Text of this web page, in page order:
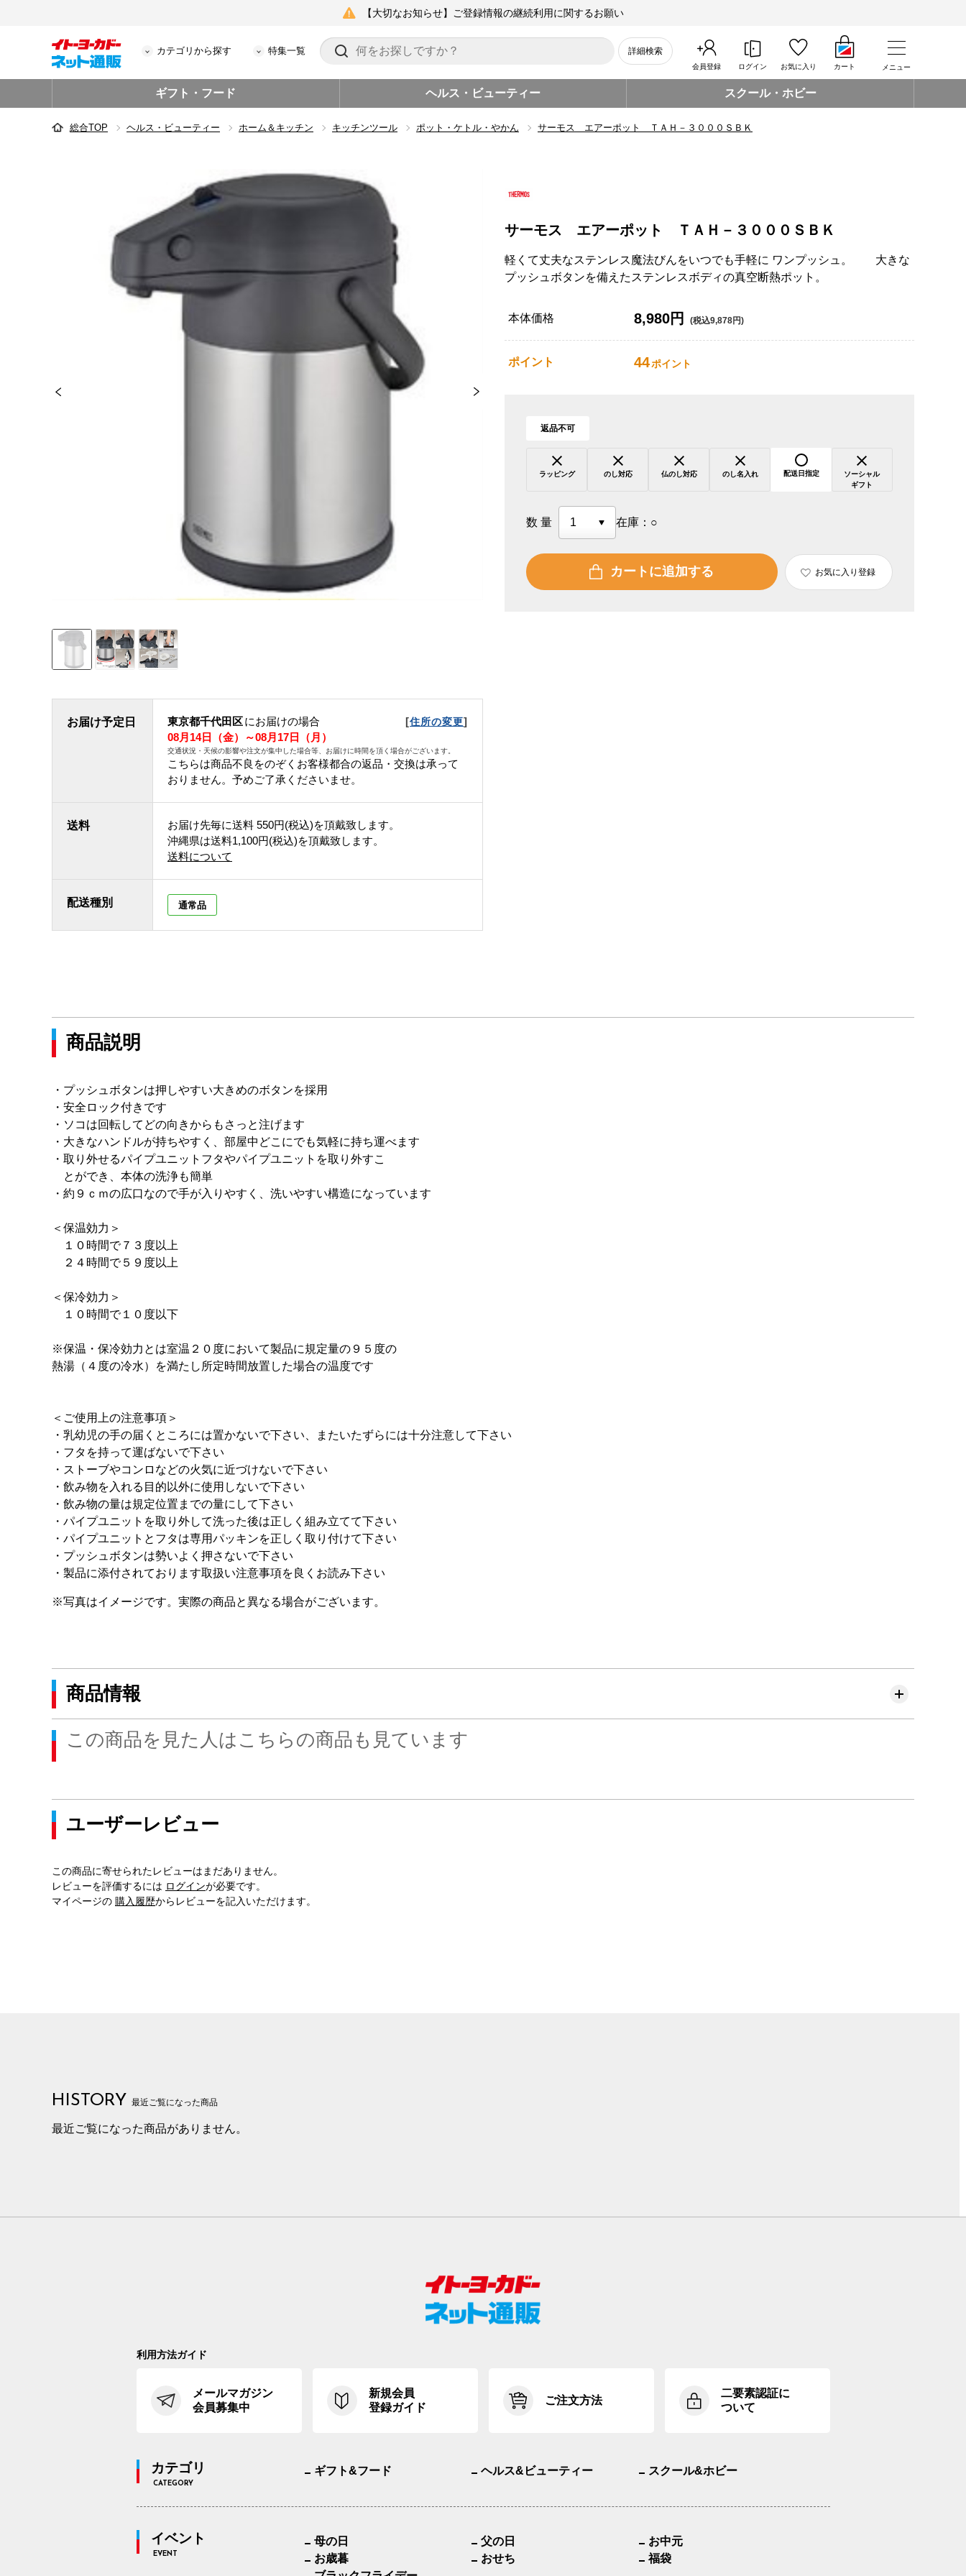
【大切なお知らせ】ご登録情報の継続利用に関するお願い
カテゴリから探す 特集一覧 詳細検索
会員登録 ログイン お気に入り カート メニュー
ギフト・フード ヘルス・ビューティー スクール・ホビー
総合TOP ヘルス・ビューティー ホーム＆キッチン キッチンツール ポット・ケトル・やかん サーモス エアーポット ＴＡＨ－３０００ＳＢＫ
お届け予定日 東京都千代田区にお届けの場合 [住所の変更]
08月14日（金）～08月17日（月）
交通状況・天候の影響や注文が集中した場合等、お届けに時間を頂く場合がございます。
こちらは商品不良をのぞくお客様都合の返品・交換は承って
おりません。予めご了承くださいませ。
送料 お届け先毎に送料 550円(税込)を頂戴致します。
沖縄県は送料1,100円(税込)を頂戴致します。
送料について
配送種別 通常品
サーモス エアーポット ＴＡＨ－３０００ＳＢＫ
軽くて丈夫なステンレス魔法びんをいつでも手軽に ワンプッシュ。 大きな
プッシュボタンを備えたステンレスボディの真空断熱ポット。
本体価格 8,980円 (税込9,878円)
ポイント 44ポイント
返品不可
ラッピング のし対応 仏のし対応 のし名入れ 配送日指定
ソーシャル
ギフト
数量 在庫： ○
カートに追加する お気に入り登録
商品説明
・プッシュボタンは押しやすい大きめのボタンを採用
・安全ロック付きです
・ソコは回転してどの向きからもさっと注げます
・大きなハンドルが持ちやすく、部屋中どこにでも気軽に持ち運べます
・取り外せるパイプユニットフタやパイプユニットを取り外すこ
とができ、本体の洗浄も簡単
・約９ｃｍの広口なので手が入りやすく、洗いやすい構造になっています
＜保温効力＞
１０時間で７３度以上
２４時間で５９度以上
＜保冷効力＞
１０時間で１０度以下
※保温・保冷効力とは室温２０度において製品に規定量の９５度の
熱湯（４度の冷水）を満たし所定時間放置した場合の温度です
＜ご使用上の注意事項＞
・乳幼児の手の届くところには置かないで下さい、またいたずらには十分注意して下さい
・フタを持って運ばないで下さい
・ストーブやコンロなどの火気に近づけないで下さい
・飲み物を入れる目的以外に使用しないで下さい
・飲み物の量は規定位置までの量にして下さい
・パイプユニットを取り外して洗った後は正しく組み立てて下さい
・パイプユニットとフタは専用パッキンを正しく取り付けて下さい
・プッシュボタンは勢いよく押さないで下さい
・製品に添付されております取扱い注意事項を良くお読み下さい
※写真はイメージです。実際の商品と異なる場合がございます。
商品情報
この商品を見た人はこちらの商品も見ています
ユーザーレビュー
この商品に寄せられたレビューはまだありません。
レビューを評価するには ログインが必要です。
マイページの 購入履歴からレビューを記入いただけます。
HISTORY 最近ご覧になった商品
最近ご覧になった商品がありません。
利用方法ガイド
メールマガジン
会員募集中
新規会員
登録ガイド
ご注文方法
二要素認証に
ついて
カテゴリ
CATEGORY
ギフト&フード ヘルス&ビューティー スクール&ホビー
イベント
EVENT
母の日 父の日
お中元
お歳暮
おせち
福袋